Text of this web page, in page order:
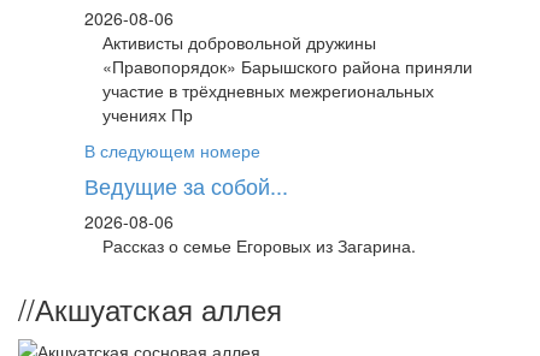
2026-08-06
Активисты добровольной дружины
«Правопорядок» Барышского района приняли
участие в трёхдневных межрегиональных
учениях Пр
В следующем номере
Ведущие за собой...
2026-08-06
Рассказ о семье Егоровых из Загарина.
//Акшуатская аллея